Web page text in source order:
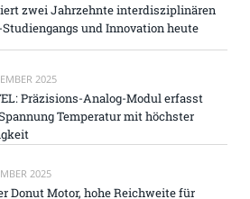
zwei Jahrzehnte interdisziplinären
und Innovation heute
2025
Präzisions-Analog-Modul erfasst
Temperatur mit höchster
2025
Donut Motor, hohe Reichweite für